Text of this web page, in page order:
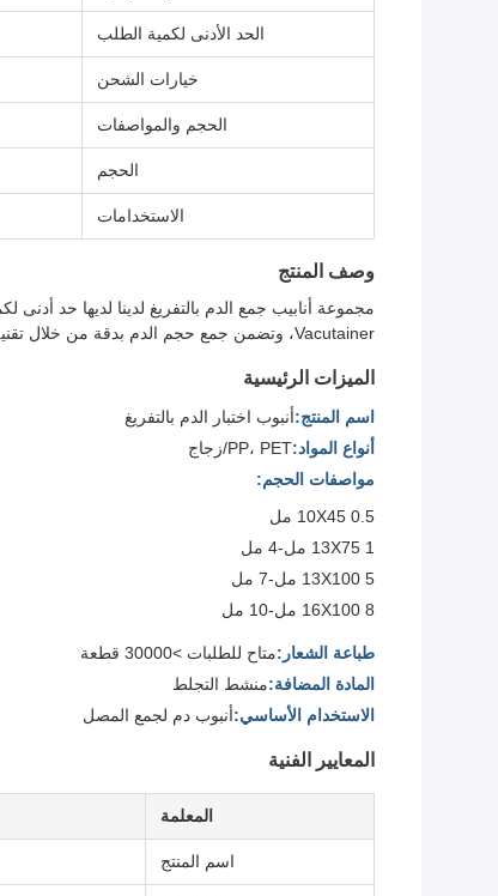
الحد الأدنى لكمية الطلب
خيارات الشحن
الحجم والمواصفات
الحجم
الاستخدامات
وصف المنتج
Vacutainer، وتضمن جمع حجم الدم بدقة من خلال تقنية التفريغ، مما يقلل من عدم راحة المريض.
الميزات الرئيسية
اسم المنتج:أنبوب اختبار الدم بالتفريغ
أنواع المواد:PP، PET/زجاج
مواصفات الحجم:
10X45 0.5 مل
13X75 1 مل-4 مل
13X100 5 مل-7 مل
16X100 8 مل-10 مل
طباعة الشعار:متاح للطلبات >30000 قطعة
المادة المضافة:منشط التجلط
الاستخدام الأساسي:أنبوب دم لجمع المصل
المعايير الفنية
المعلمة
اسم المنتج